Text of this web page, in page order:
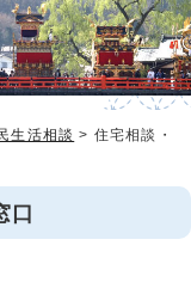
生活相談 > 住宅相談・
口